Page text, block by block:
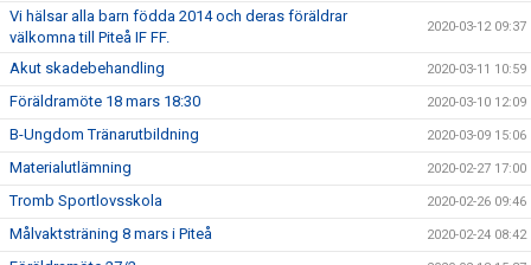
Vi hälsar alla barn födda 2014 och deras föräldrar
välkomna till Piteå IF FF.
2020-03-12 09:37
Akut skadebehandling 2020-03-11 10:59
Föräldramöte 18 mars 18:30 2020-03-10 12:09
B-Ungdom Tränarutbildning 2020-03-09 15:06
Materialutlämning 2020-02-27 17:00
Tromb Sportlovsskola 2020-02-26 09:46
Målvaktsträning 8 mars i Piteå 2020-02-24 08:42